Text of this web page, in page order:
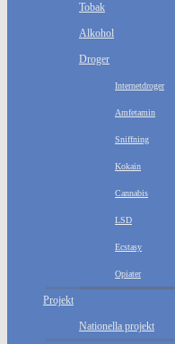
Tobak
Alkohol
Droger
Internetdroger
Amfetamin
Sniffning
Kokain
Cannabis
LSD
Ecstasy
Opiater
Projekt
Nationella projekt